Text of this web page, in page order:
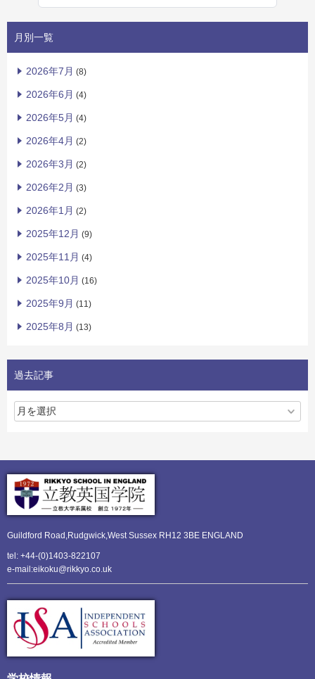
月別一覧
2026年7月 (8)
2026年6月 (4)
2026年5月 (4)
2026年4月 (2)
2026年3月 (2)
2026年2月 (3)
2026年1月 (2)
2025年12月 (9)
2025年11月 (4)
2025年10月 (16)
2025年9月 (11)
2025年8月 (13)
過去記事
Guildford Road,Rudgwick,West Sussex RH12 3BE ENGLAND
tel: +44-(0)1403-822107
e-mail:eikoku@rikkyo.co.uk